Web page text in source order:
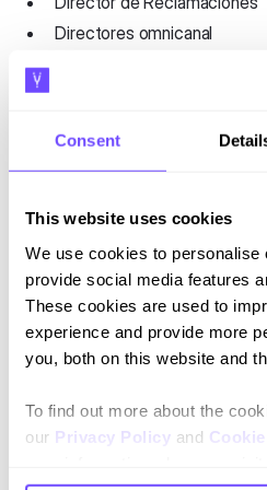
Consent
This website uses cookies
We use cookies to personalise
provide social media features
These cookies are used to
experience and provide more
you, both on this website and
To find out more about the
our Privacy Policy and
Directores omnicanal
Suscríbete a nuestro
Mantente al día con nuestras